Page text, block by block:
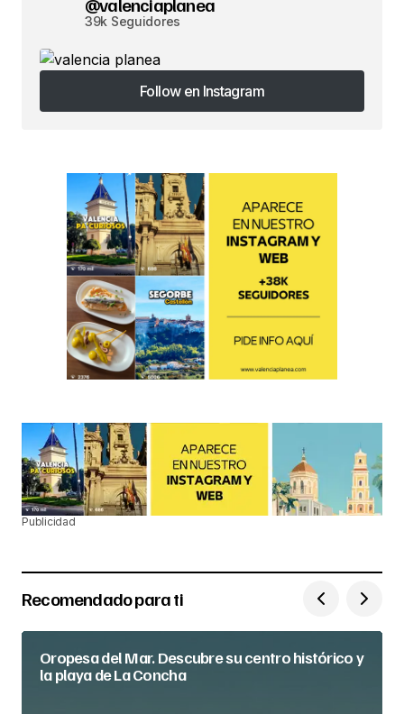
39k Seguidores
Follow en Instagram
Follow en Instagram
Publicidad
Recomendado para ti
Oropesa del Mar. Descubre su centro histórico y
la playa de La Concha